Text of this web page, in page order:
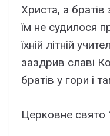
Христа, а
їм не судилося
їхній літній
заздрив славі
братів у гори і
Церковне свято